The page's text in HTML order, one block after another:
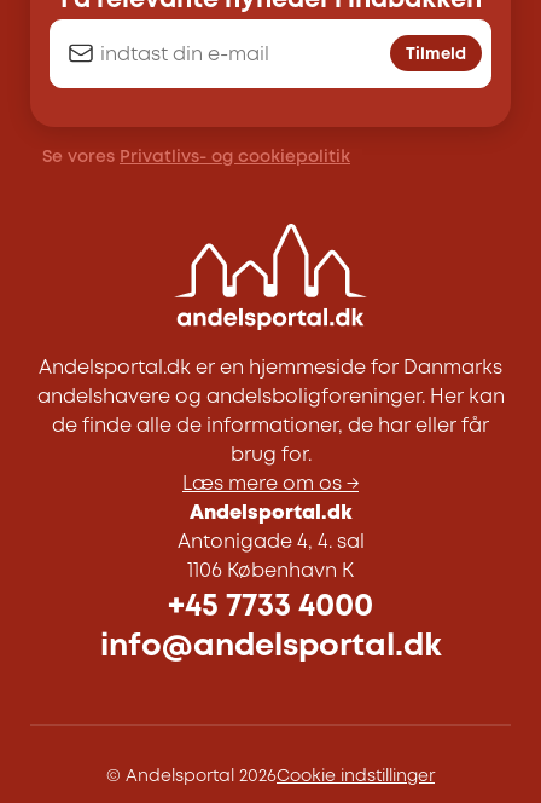
Tilmeld
Se vores Privatlivs- og cookiepolitik
Andelsportal.dk er en hjemmeside for Danmarks
andelshavere og andelsboligforeninger. Her kan
de finde alle de informationer, de har eller får
brug for.
Læs mere om os →
Andelsportal.dk
Antonigade 4, 4. sal
1106 København K
+45 7733 4000
info@andelsportal.dk
© Andelsportal 2026Cookie indstillinger